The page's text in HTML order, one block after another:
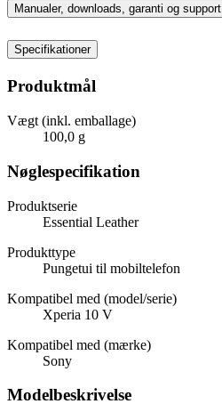
Manualer, downloads, garanti og support
Specifikationer
Produktmål
Vægt (inkl. emballage)
100,0 g
Nøglespecifikation
Produktserie
Essential Leather
Produkttype
Pungetui til mobiltelefon
Kompatibel med (model/serie)
Xperia 10 V
Kompatibel med (mærke)
Sony
Modelbeskrivelse